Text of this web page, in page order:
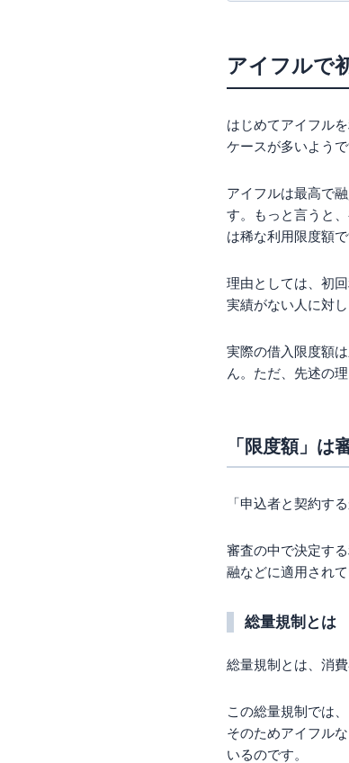
アイフルで
はじめてアイフル
ケースが多いようで
アイフルは最高で
す。もっと言うと
は稀な利用限度額で
理由としては、初
実績がない人に対
実際の借入限度額
ん。ただ、先述の
「限度額」は
「申込者と契約す
審査の中で決定す
融などに適用され
総量規制とは
総量規制とは、消
この総量規制では
そのためアイフル
いるのです。